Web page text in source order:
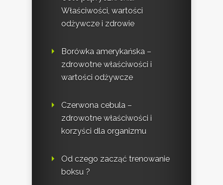
Właściwości, wartości
odżywcze i zdrowie
Borówka amerykańska –
zdrowotne właściwości i
wartości odżywcze
Czerwona cebula –
zdrowotne właściwości i
korzyści dla organizmu
Od czego zacząć trenowanie
boksu ?